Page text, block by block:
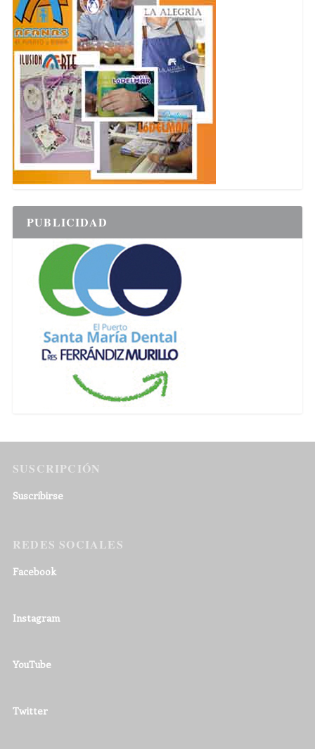
PUBLICIDAD
SUSCRIPCIÓN
Suscribirse
REDES SOCIALES
Facebook
Instagram
YouTube
Twitter